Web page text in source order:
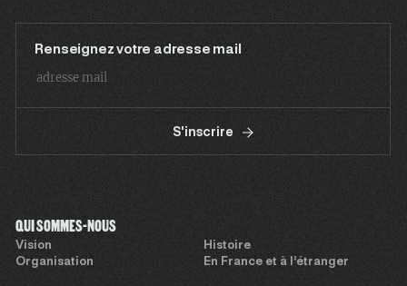
Renseignez votre adresse mail
S'inscrire
QUI SOMMES-NOUS
Vision
Histoire
Organisation
En France et à l’étranger